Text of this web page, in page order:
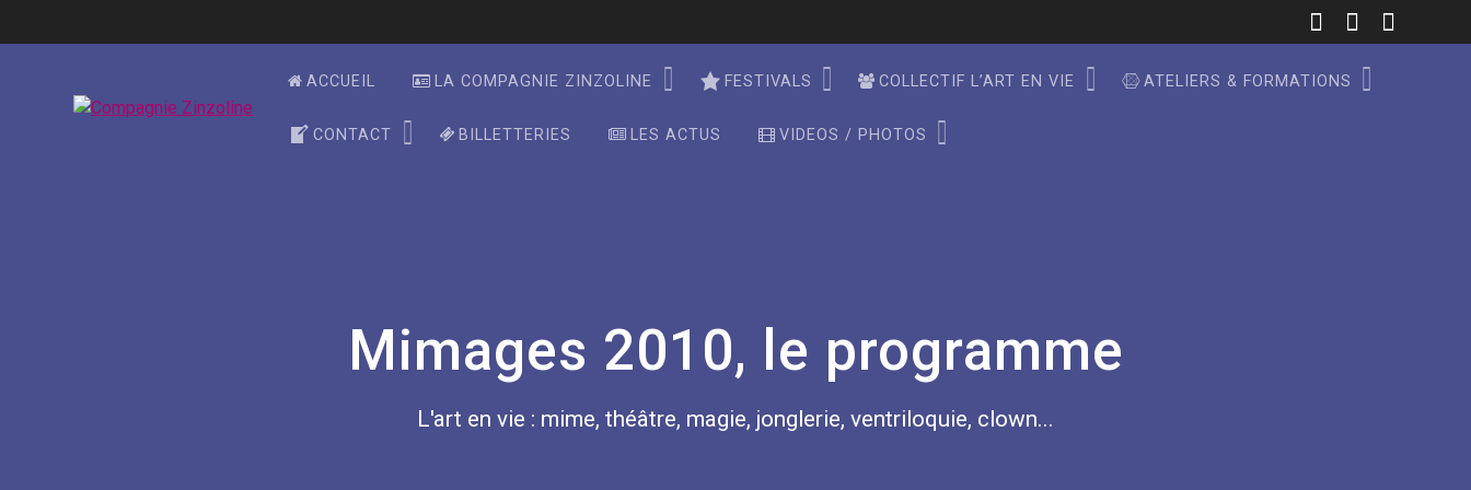
ACCUEIL LA COMPAGNIE ZINZOLINE FESTIVALS COLLECTIF L’ART EN VIE ATELIERS & FORMATIONS
CONTACT BILLETTERIES LES ACTUS VIDEOS / PHOTOS
Mimages 2010, le programme
L'art en vie : mime, théâtre, magie, jonglerie, ventriloquie, clown...